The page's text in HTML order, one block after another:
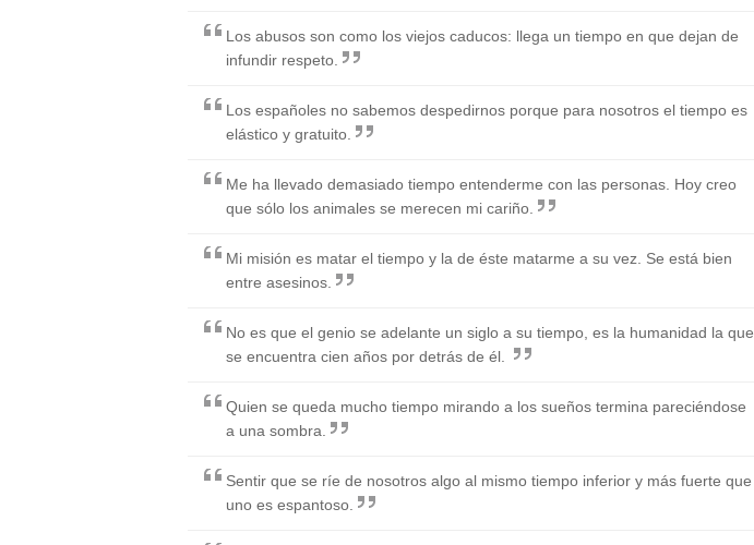
Los abusos son como los viejos caducos: llega un tiempo en que dejan de
infundir respeto.
Los españoles no sabemos despedirnos porque para nosotros el tiempo es
elástico y gratuito.
Me ha llevado demasiado tiempo entenderme con las personas. Hoy creo
que sólo los animales se merecen mi cariño.
Mi misión es matar el tiempo y la de éste matarme a su vez. Se está bien
entre asesinos.
No es que el genio se adelante un siglo a su tiempo, es la humanidad la que
se encuentra cien años por detrás de él.
Quien se queda mucho tiempo mirando a los sueños termina pareciéndose
a una sombra.
Sentir que se ríe de nosotros algo al mismo tiempo inferior y más fuerte que
uno es espantoso.